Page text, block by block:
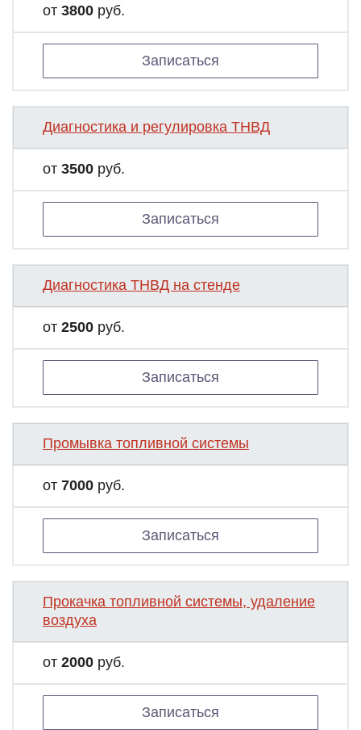
от 3800 руб.
Записаться
Диагностика и регулировка ТНВД
от 3500 руб.
Записаться
Диагностика ТНВД на стенде
от 2500 руб.
Записаться
Промывка топливной системы
от 7000 руб.
Записаться
Прокачка топливной системы, удаление
воздуха
от 2000 руб.
Записаться